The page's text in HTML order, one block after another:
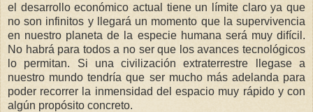
el desarrollo económico actual tiene un límite claro ya que
no son infinitos y llegará un momento que la supervivencia
en nuestro planeta de la especie humana será muy difícil.
No habrá para todos a no ser que los avances tecnológicos
lo permitan. Si una civilización extraterrestre llegase a
nuestro mundo tendría que ser mucho más adelanda para
poder recorrer la inmensidad del espacio muy rápido y con
algún propósito concreto.